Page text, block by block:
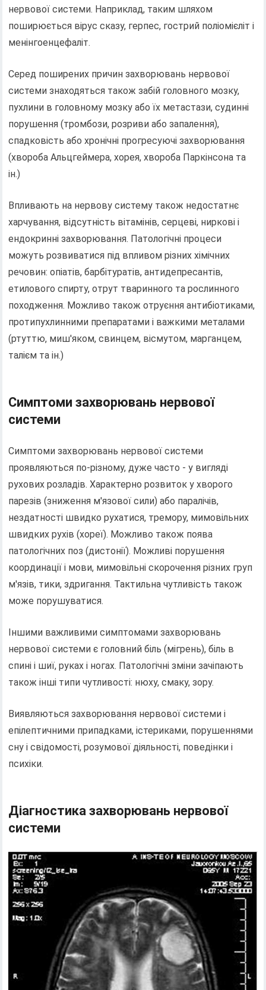
нервової системи. Наприклад, таким шляхом
поширюється вірус сказу, герпес, гострий поліомієліт і
менінгоенцефаліт.
Серед поширених причин захворювань нервової
системи знаходяться також забій головного мозку,
пухлини в головному мозку або їх метастази, судинні
порушення (тромбози, розриви або запалення),
спадковість або хронічні прогресуючі захворювання
(хвороба Альцгеймера, хорея, хвороба Паркінсона та
ін.)
Впливають на нервову систему також недостатнє
харчування, відсутність вітамінів, серцеві, ниркові і
ендокринні захворювання. Патологічні процеси
можуть розвиватися під впливом різних хімічних
речовин: опіатів, барбітуратів, антидепресантів,
етилового спирту, отрут тваринного та рослинного
походження. Можливо також отруєння антибіотиками,
протипухлинними препаратами і важкими металами
(ртуттю, миш'яком, свинцем, вісмутом, марганцем,
талієм та ін.)
Симптоми захворювань нервової
системи
Симптоми захворювань нервової системи
проявляються по-різному, дуже часто - у вигляді
рухових розладів. Характерно розвиток у хворого
парезів (зниження м'язової сили) або паралічів,
нездатності швидко рухатися, тремору, мимовільних
швидких рухів (хореї). Можливо також поява
патологічних поз (дистонії). Можливі порушення
координації і мови, мимовільні скорочення різних груп
м'язів, тики, здригання. Тактильна чутливість також
може порушуватися.
Іншими важливими симптомами захворювань
нервової системи є головний біль (мігрень), біль в
спині і шиї, руках і ногах. Патологічні зміни зачіпають
також інші типи чутливості: нюху, смаку, зору.
Виявляються захворювання нервової системи і
епілептичними припадками, істериками, порушеннями
сну і свідомості, розумової діяльності, поведінки і
психіки.
Діагностика захворювань нервової
системи